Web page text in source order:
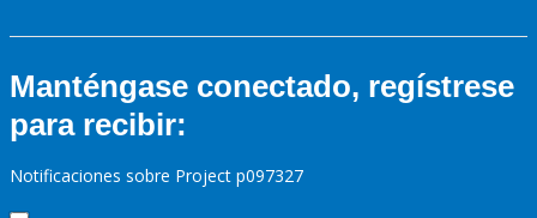
Manténgase conectado, regístrese
para recibir:
Notificaciones sobre Project p097327